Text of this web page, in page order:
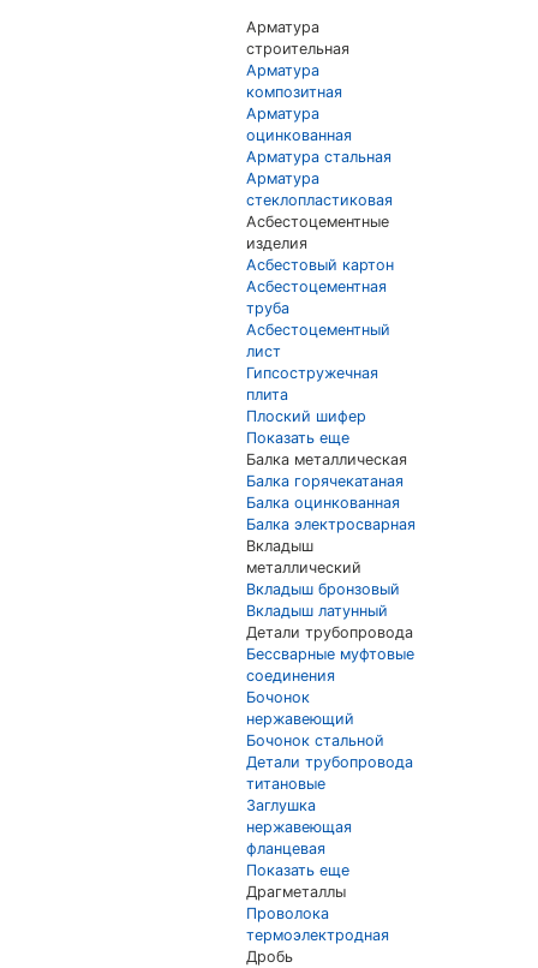
Арматура
строительная
Арматура
композитная
Арматура
оцинкованная
Арматура стальная
Арматура
стеклопластиковая
Асбестоцементные
изделия
Асбестовый картон
Асбестоцементная
труба
Асбестоцементный
лист
Гипсостружечная
плита
Плоский шифер
Показать еще
Балка металлическая
Балка горячекатаная
Балка оцинкованная
Балка электросварная
Вкладыш
металлический
Вкладыш бронзовый
Вкладыш латунный
Детали трубопровода
Бессварные муфтовые
соединения
Бочонок
нержавеющий
Бочонок стальной
Детали трубопровода
титановые
Заглушка
нержавеющая
фланцевая
Показать еще
Драгметаллы
Проволока
термоэлектродная
Дробь